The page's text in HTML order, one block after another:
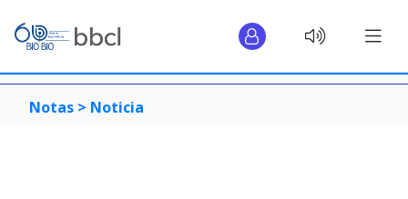
Notas > Noticia